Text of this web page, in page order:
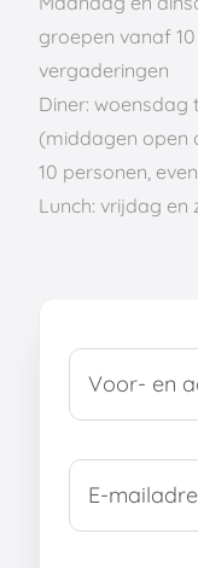
groepen vanaf
vergaderingen
Diner: woensdag
(middagen open
10 personen,
Lunch: vrijdag en